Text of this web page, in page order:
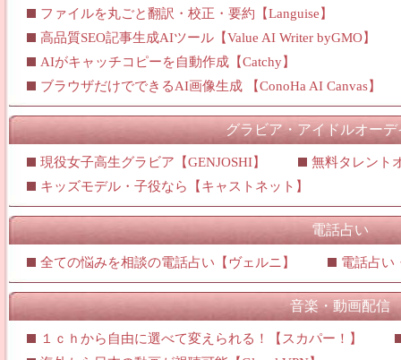
ファイルを丸ごと翻訳・校正・要約【Languise】
高品質SEO記事生成AIツール【Value AI Writer byGMO】
AIがキャッチコピーを自動作成【Catchy】
ブラウザだけでできるAI画像生成 【ConoHa AI Canvas】
グラビア・アイドルオーデ
現役女子高生グラビア【GENJOSHI】
無料タレント
キッズモデル・子役なら【キャストネット】
電話占い
全ての悩みを相談の電話占い【ヴェルニ】 電話占い
音楽・動画配信
１ｃｈから自由に選べて変えられる！【スカパー！】